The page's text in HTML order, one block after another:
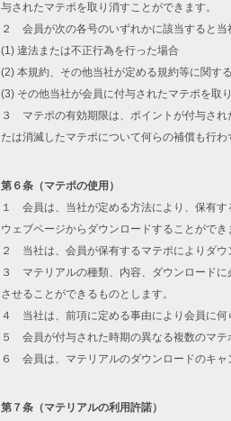
与されたマテポを取り消すことができます。
２ 会員が次の各号のいずれかに該当すると当
(1) 違法または不正行為を行った場合
(2) 本規約、その他当社が定める規約等に関す
(3) その他当社が会員に付与されたマテポを取
３ マテポの有効期限は、ポイントが付与され
たは消滅したマテポについて何らの補償も行わ
第６条（マテポの使用）
１ 会員は、当社が定める方法により、保有す
ウェブページからダウンロードすることができ
２ 当社は、会員が保有するマテポによりダウ
３ マテリアルの種類、内容、ダウンロードに
させることができるものとします。
４ 当社は、前項に定める事由により会員に何
５ 会員が付与された時期の異なる複数のマテ
６ 会員は、マテリアルのダウンロードのキャ
第７条（マテリアルの利用許諾）